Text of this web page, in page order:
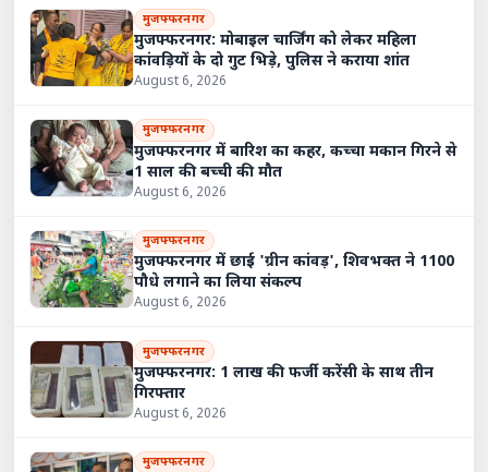
मुजफ्फरनगर
मुजफ्फरनगर: मोबाइल चार्जिंग को लेकर महिला
कांवड़ियों के दो गुट भिड़े, पुलिस ने कराया शांत
August 6, 2026
मुजफ्फरनगर
मुजफ्फरनगर में बारिश का कहर, कच्चा मकान गिरने से
1 साल की बच्ची की मौत
August 6, 2026
मुजफ्फरनगर
मुजफ्फरनगर में छाई 'ग्रीन कांवड़', शिवभक्त ने 1100
पौधे लगाने का लिया संकल्प
August 6, 2026
मुजफ्फरनगर
मुजफ्फरनगर: 1 लाख की फर्जी करेंसी के साथ तीन
गिरफ्तार
August 6, 2026
मुजफ्फरनगर